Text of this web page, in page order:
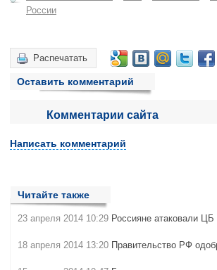
России
Распечатать
Оставить комментарий
Комментарии сайта
Написать комментарий
Читайте также
23 апреля 2014 10:29 Россияне атаковали
18 апреля 2014 13:20 Правительство РФ